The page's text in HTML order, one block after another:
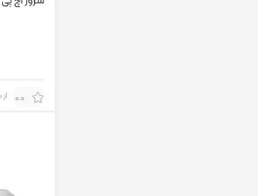
0.0 از 0 رای